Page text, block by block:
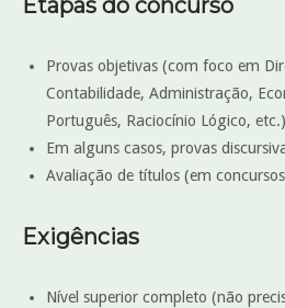
Etapas do concurso
Provas objetivas (com foco em
Contabilidade, Administração,
Português, Raciocínio Lógico, etc.)
Em alguns casos, provas
Avaliação de títulos (em
Exigências
Nível superior completo (não